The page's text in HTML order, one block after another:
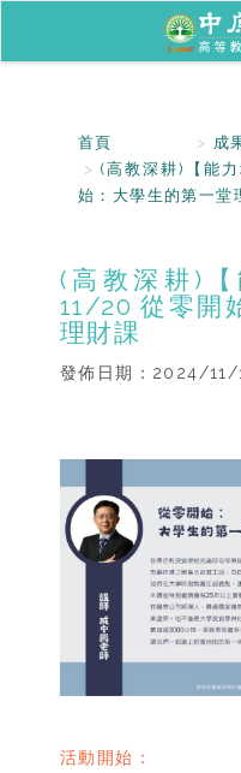
首頁 成
(高教深耕)【能
始：大學生的第一堂
(高教深耕)【
11/20 從零開
理財課
發佈日期： 2024/11/
活動開始：